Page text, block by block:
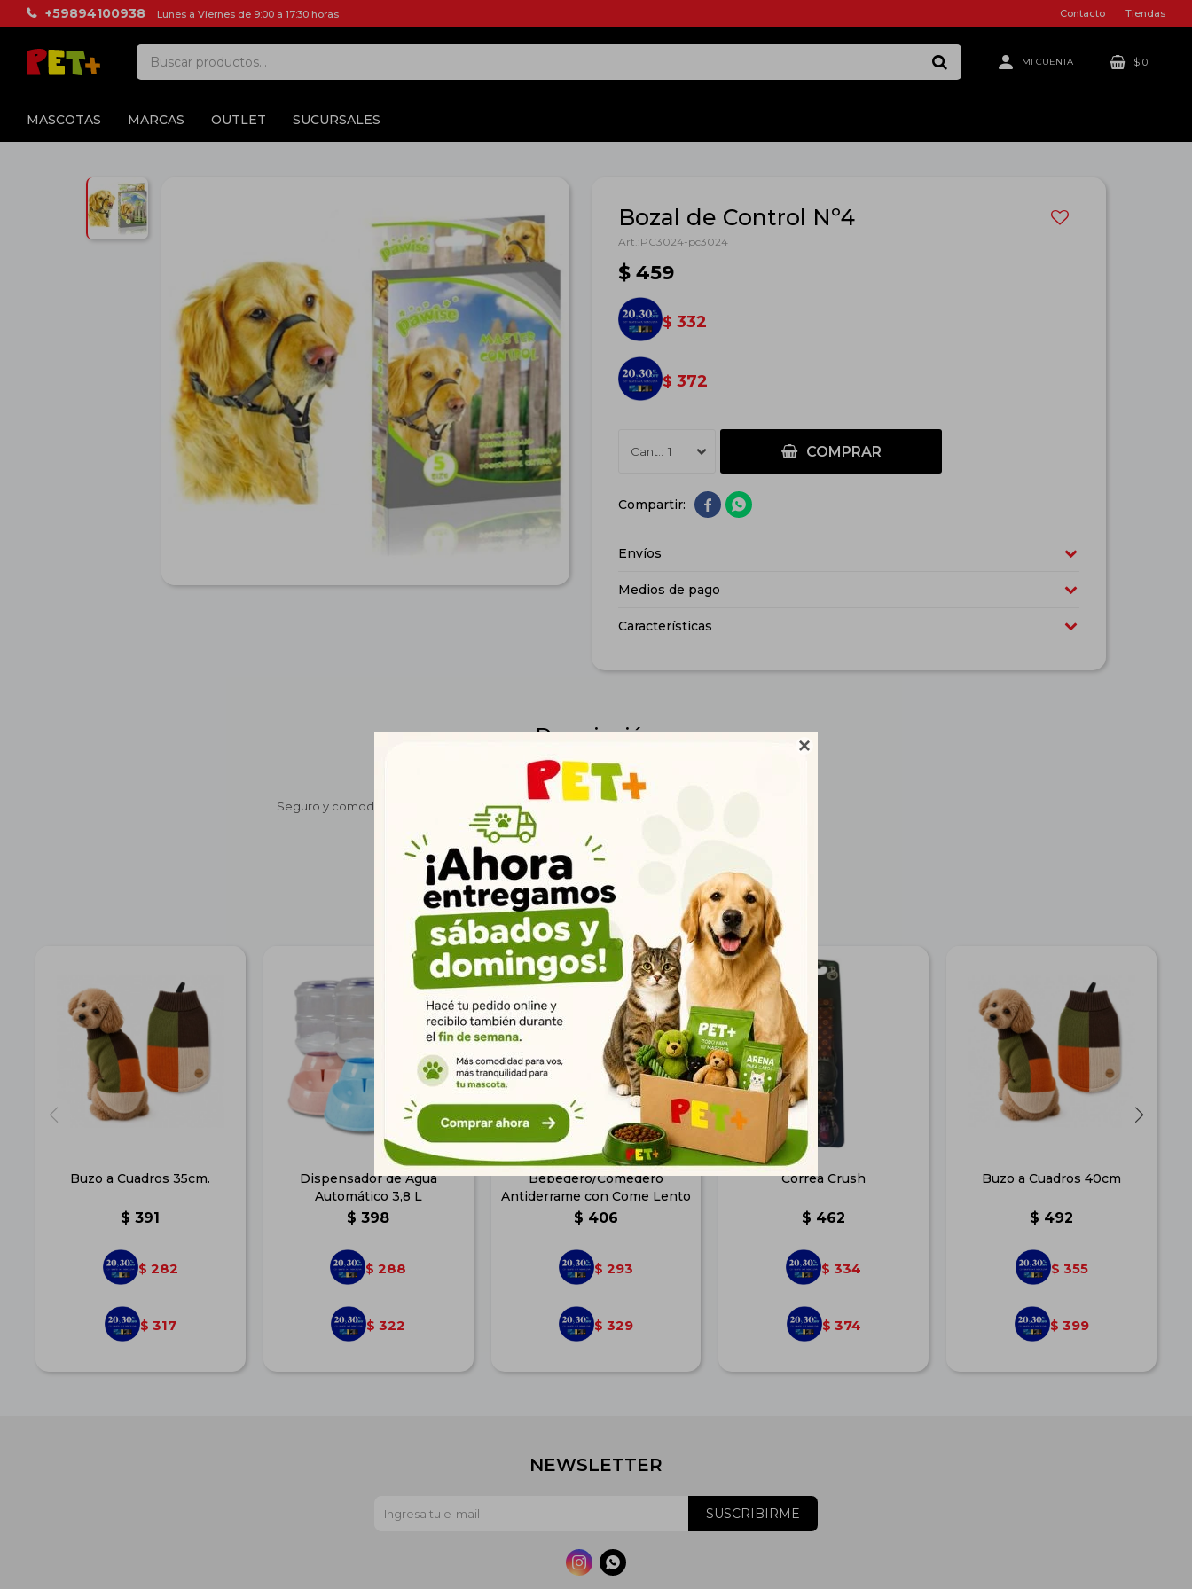

MASCOTAS MARCAS OUTLET SUCURSALES
$ 0
+59894100938 Lunes a Viernes de 9:00 a 17:30 horas Contacto Tiendas
Bozal de Control Nº4
PC3024-pc3024
$ 459
$ 332
$ 372
1 COMPRAR
 
Envíos
Medios de pago
Características
Descripción
Seguro y comodo
Productos que te pueden interesar
Buzo a Cuadros 35cm.
$ 391
$ 282
$ 317
Dispensador de Agua
Automático 3,8 L
$ 398
$ 288
$ 322
Bebedero/Comedero
Antiderrame con Come Lento
$ 406
$ 293
$ 329
Correa Crush
$ 462
$ 334
$ 374
Buzo a Cuadros 40cm
$ 492
$ 355
$ 399
NEWSLETTER
SUSCRIBIRME
 